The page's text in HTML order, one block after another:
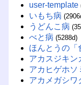
user-template
いもち病
うどんこ病
べと病 (5288d)
ほんとうの「
アカスジキン
アカヒゲホソ
アカメガシワ